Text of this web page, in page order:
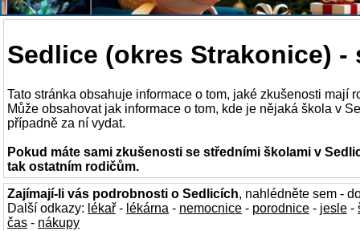
Sedlice (okres Strakonice)
Tato stránka obsahuje informace o tom, jaké zkušenosti mají
Může obsahovat jak informace o tom, kde je nějaká škola v
případně za ní vydat.
Pokud máte sami zkušenosti se středními školami v
tak ostatním rodičům.
Zajímají-li vás podrobnosti o Sedlicích, nahlédněte sem -
Další odkazy: lékař - lékárna - nemocnice - porodnice - jesle -
čas - nákupy